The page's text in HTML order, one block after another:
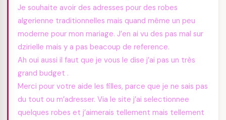
Je souhaite avoir des adresses pour des robes
algerienne traditionnelles mais quand même un peu
moderne pour mon mariage. J’en ai vu des pas mal sur
dzirielle mais y a pas beacoup de reference.
Ah oui aussi il faut que je vous le dise j’ai pas un très
grand budget .
Merci pour votre aide les filles, parce que je ne sais pas
du tout ou m’adresser. Via le site j’ai selectionnee
quelques robes et j’aimerais tellement mais tellement